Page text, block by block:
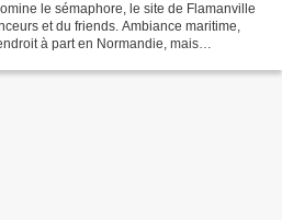
le sémaphore, le site de Flamanville
et du friends. Ambiance maritime,
à part en Normandie, mais